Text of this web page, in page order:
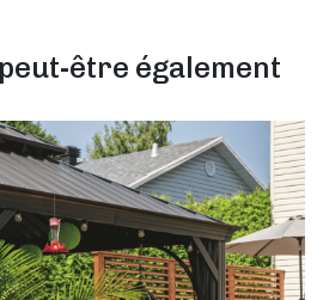
être également